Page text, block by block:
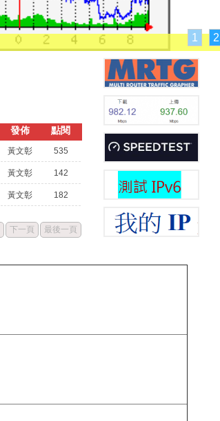
1 2
發佈 點閱
黃文彰 535
黃文彰 142
黃文彰 182
下一頁 最後一頁